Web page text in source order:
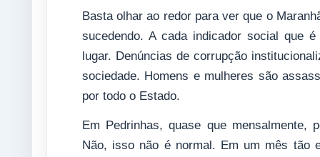
Basta olhar ao redor para ver que o
sucedendo. A cada indicador social que
lugar. Denúncias de corrupção
sociedade. Homens e mulheres são
por todo o Estado.
Em Pedrinhas, quase que mensalmente,
Não, isso não é normal. Em um mês tão